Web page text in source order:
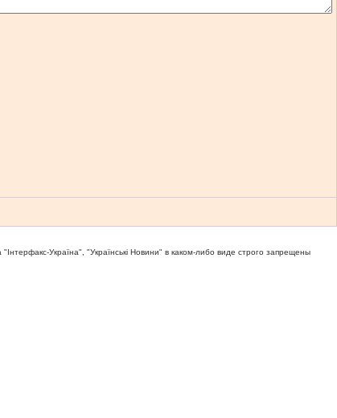
Україна", "Українськi Новини" в каком-либо виде строго запрещены